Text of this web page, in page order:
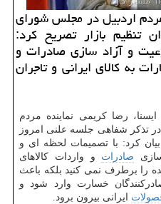
اردبیل در مجلس شورای
تنظیم بازار تصریح كرد:
و آزاد سازی صادرات و
به كالای ایرانی و تاجران
رضا كریمی نماینده مردم
تذكر شفاهی جلسه علنی امروز
بیان كرد: با تصمیمات لحظه ای و
صادرات و واردات كالاهای
را برطرف نمی كنید بلكه باعث
خسارت وارد شود و
ایرانی بیرون برود.